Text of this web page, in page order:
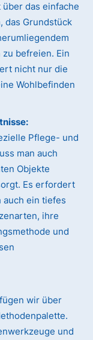
das einfache
das Grundstück
befreien. Ein
nicht nur die
Wohlbefinden
Pflege- und
man auch
Objekte
Es erfordert
auch ein tiefes
ihre
und
wir über
und